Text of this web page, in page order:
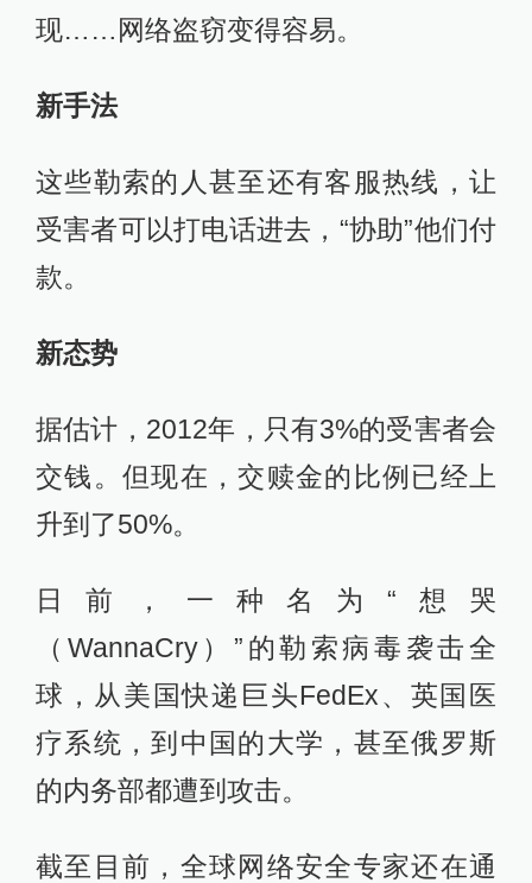
现……网络盗窃变得容易。
新手法
这些勒索的人甚至还有客服热线，让
受害者可以打电话进去，“协助”他们付
款。
新态势
据估计，2012年，只有3%的受害者会
交钱。但现在，交赎金的比例已经上
升到了50%。
日前，一种名为“想哭
（WannaCry）”的勒索病毒袭击全
球，从美国快递巨头FedEx、英国医
疗系统，到中国的大学，甚至俄罗斯
的内务部都遭到攻击。
截至目前，全球网络安全专家还在通